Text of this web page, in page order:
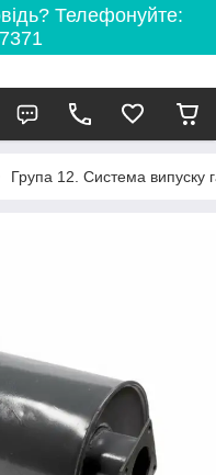
Телефонуйте:
Група 12. Система випуску